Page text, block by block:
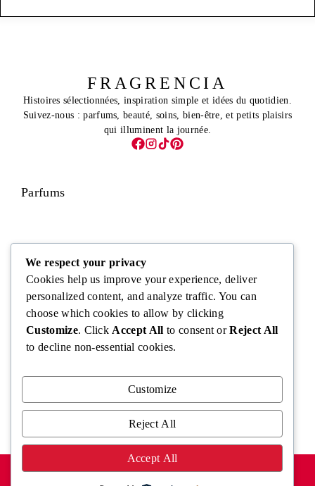
FRAGRENCIA
Histoires sélectionnées, inspiration simple et idées du quotidien.
Suivez-nous : parfums, beauté, soins, bien-être, et petits plaisirs
qui illuminent la journée.
Parfums
Visage
Corps
MENTIONS LÉGALESPOLITIQUE DE CONFIDENTIALITÉ
We respect your privacy
Cookies help us improve your experience, deliver
personalized content, and analyze traffic. You can
choose which cookies to allow by clicking
Customize. Click Accept All to consent orReject All
to decline non-essential cookies.
Customize
Reject All
Accept All